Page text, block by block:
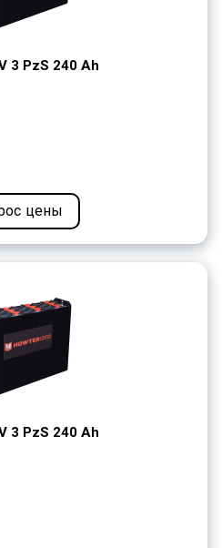
3 PzS 240 Ah
цены
3 PzS 240 Ah